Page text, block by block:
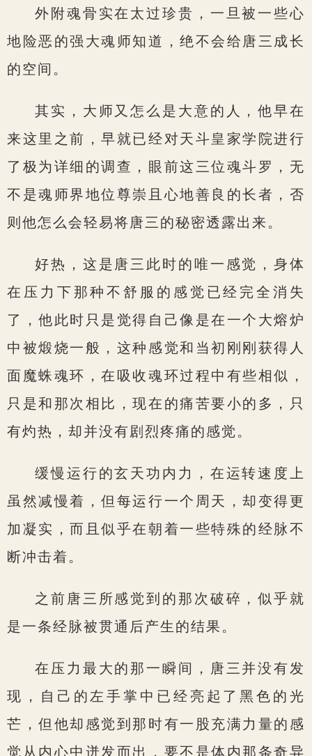
外附魂骨实在太过珍贵，一旦被一些心
地险恶的强大魂师知道，绝不会给唐三成长
的空间。
其实，大师又怎么是大意的人，他早在
来这里之前，早就已经对天斗皇家学院进行
了极为详细的调查，眼前这三位魂斗罗，无
不是魂师界地位尊崇且心地善良的长者，否
则他怎么会轻易将唐三的秘密透露出来。
好热，这是唐三此时的唯一感觉，身体
在压力下那种不舒服的感觉已经完全消失
了，他此时只是觉得自己像是在一个大熔炉
中被煅烧一般，这种感觉和当初刚刚获得人
面魔蛛魂环，在吸收魂环过程中有些相似，
只是和那次相比，现在的痛苦要小的多，只
有灼热，却并没有剧烈疼痛的感觉。
缓慢运行的玄天功内力，在运转速度上
虽然减慢着，但每运行一个周天，却变得更
加凝实，而且似乎在朝着一些特殊的经脉不
断冲击着。
之前唐三所感觉到的那次破碎，似乎就
是一条经脉被贯通后产生的结果。
在压力最大的那一瞬间，唐三并没有发
现，自己的左手掌中已经亮起了黑色的光
芒，但他却感觉到那时有一股充满力量的感
觉从内心中迸发而出，要不是体内那条奇异